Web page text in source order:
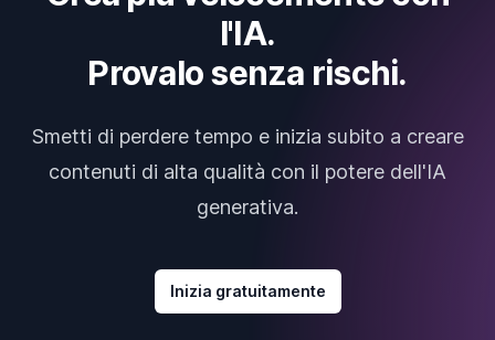
l'IA.
Provalo senza rischi.
Smetti di perdere tempo e inizia subito a creare
contenuti di alta qualità con il potere dell'IA
generativa.
Inizia gratuitamente